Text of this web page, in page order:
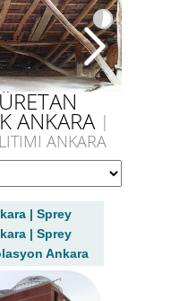
ANKARA |
ANKARA
| Sprey
| Sprey
Ankara